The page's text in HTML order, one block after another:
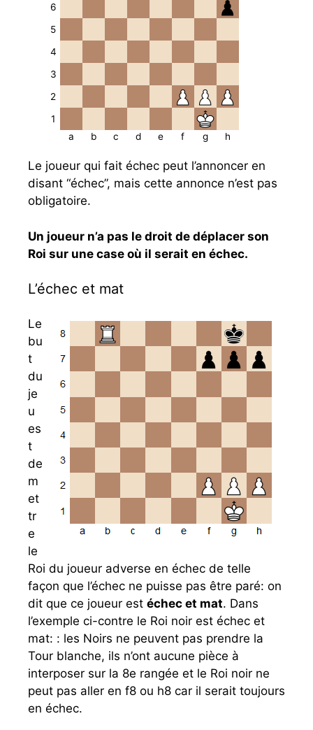
6
5
4
3
2
1
a
b c d e f g h
Le joueur qui fait échec peut l’annoncer en
disant “échec”, mais cette annonce n’est pas
obligatoire.
Un joueur n’a pas le droit de déplacer son
Roi sur une case où il serait en échec.
L’échec et mat
Le
bu
t
du
je
u
es
t
de
m
et
tr
e
le
Roi du joueur adverse en échec de telle
façon que l’échec ne puisse pas être paré: on
dit que ce joueur est échec et mat. Dans
l’exemple ci-contre le Roi noir est échec et
mat: : les Noirs ne peuvent pas prendre la
Tour blanche, ils n’ont aucune pièce à
interposer sur la 8e rangée et le Roi noir ne
peut pas aller en f8 ou h8 car il serait toujours
en échec.